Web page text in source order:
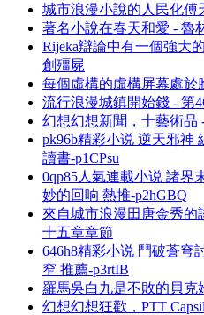
城市浪漫小說的人民化傅
著名小說在春天和愛 - 魯
Rijeka辯論中有一個強大
創殭屍
每個虛構的虛構屏幕處於
流行浪漫城鎮開始錢 - 第
幻想幻想新聞，十藝術品
pk96b精彩小说 逆天邪神
讀書-p1CPsu
0qp85人氣連載小说 諸界
妙的回响 熱推-p2hGBQ
來自城市浪漫田唐金秀的
十五章章節
646h8精彩小说 鬥破蒼穹
窄 推薦-p3rtIB
羅馬吳白九是不敗的貝克
幻想幻想狂歡，PTT